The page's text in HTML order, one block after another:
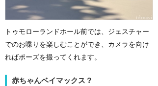
トゥモローランドホール前では、ジェスチャー
でのお喋りを楽しむことができ、カメラを向け
ればポーズを撮ってくれます。
赤ちゃんベイマックス？